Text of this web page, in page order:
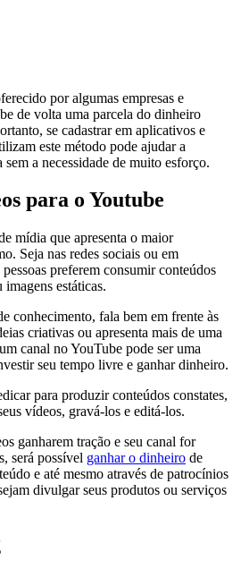
por algumas empresas e
de volta uma parcela do dinheiro
se cadastrar em aplicativos e
este método pode ajudar a
a necessidade de muito esforço.
para o Youtube
mídia que apresenta o maior
Seja nas redes sociais ou em
preferem consumir conteúdos
estáticas.
conhecimento, fala bem em frente às
criativas ou apresenta mais de uma
canal no YouTube pode ser uma
seu tempo livre e ganhar dinheiro.
para produzir conteúdos constates,
vídeos, gravá-los e editá-los.
ganharem tração e seu canal for
será possível ganhar o dinheiro de
e até mesmo através de patrocínios
divulgar seus produtos ou serviços